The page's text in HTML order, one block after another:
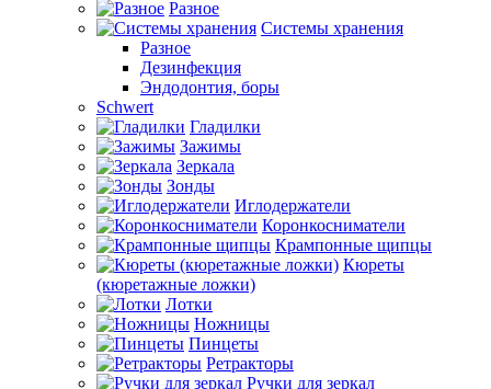
Разное
Системы хранения
Разное
Дезинфекция
Эндодонтия, боры
Schwert
Гладилки
Зажимы
Зеркала
Зонды
Иглодержатели
Коронкосниматели
Крампонные щипцы
Кюреты
(кюретажные ложки)
Лотки
Ножницы
Пинцеты
Ретракторы
Ручки для зеркал